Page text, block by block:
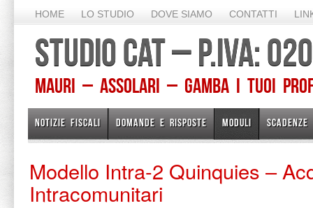
HOME LO STUDIO DOVE SIAMO CONTATTI
STUDIO CAT – P.IVA:
Mauri – Assolari – Gamba I TUOI
NOTIZIE FISCALI DOMANDE E RISPOSTE MODULI SCADENZE
Modello Intra-2 Quinquies –
Intracomunitari